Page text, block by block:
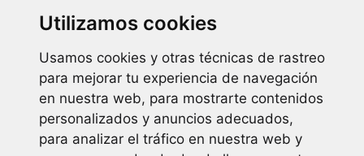
Utilizamos cookies
Usamos cookies y otras técnicas de rastreo
para mejorar tu experiencia de navegación
en nuestra web, para mostrarte contenidos
personalizados y anuncios adecuados,
para analizar el tráfico en nuestra web y
info@ortowellness.com
Horario
lun. – vie.
09:00 – 14:00
17:00 – 20:00